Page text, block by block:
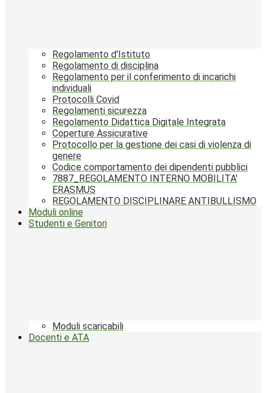
Regolamento d'Istituto
Regolamento di disciplina
Regolamento per il conferimento di incarichi
individuali
Protocolli Covid
Regolamenti sicurezza
Regolamento Didattica Digitale Integrata
Coperture Assicurative
Protocollo per la gestione dei casi di violenza di
genere
Codice comportamento dei dipendenti pubblici
7887_REGOLAMENTO INTERNO MOBILITA'
ERASMUS
REGOLAMENTO DISCIPLINARE ANTIBULLISMO
Moduli online
Studenti e Genitori
Moduli scaricabili
Docenti e ATA